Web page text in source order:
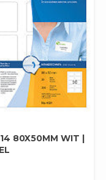
80X50MM WIT |